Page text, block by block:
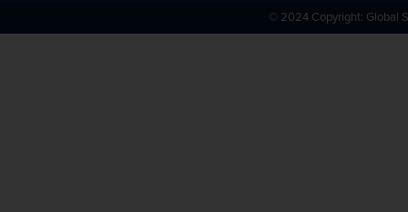
© 2024 Copyright: Global